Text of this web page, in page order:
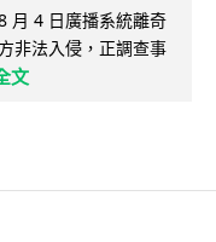
月 4 日廣播系統離奇
非法入侵，正調查事
文